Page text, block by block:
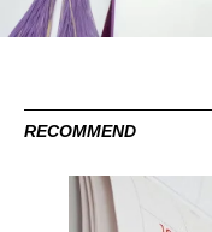
RECOMMEND